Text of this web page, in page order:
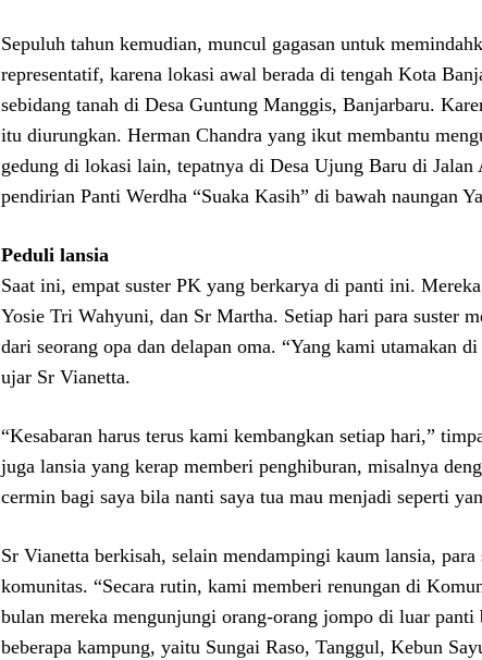
Sepuluh tahun kemudian, muncul gagasan untuk
representatif, karena lokasi awal berada di tengah Kota
sebidang tanah di Desa Guntung Manggis, Banjarbaru.
itu diurungkan. Herman Chandra yang ikut membantu
gedung di lokasi lain, tepatnya di Desa Ujung Baru di
pendirian Panti Werdha “Suaka Kasih” di bawah naungan
Peduli lansia
Saat ini, empat suster PK yang berkarya di panti ini.
Yosie Tri Wahyuni, dan Sr Martha. Setiap hari para suster
dari seorang opa dan delapan oma. “Yang kami utamakan
ujar Sr Vianetta.
“Kesabaran harus terus kami kembangkan setiap hari,”
juga lansia yang kerap memberi penghiburan, misalnya
cermin bagi saya bila nanti saya tua mau menjadi seperti
Sr Vianetta berkisah, selain mendampingi kaum lansia,
komunitas. “Secara rutin, kami memberi renungan di
bulan mereka mengunjungi orang-orang jompo di luar
beberapa kampung, yaitu Sungai Raso, Tanggul, Kebun